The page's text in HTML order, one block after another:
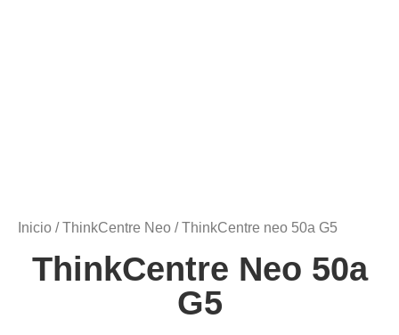
Inicio /ThinkCentre Neo / ThinkCentre neo 50a G5
ThinkCentre Neo 50a
G5